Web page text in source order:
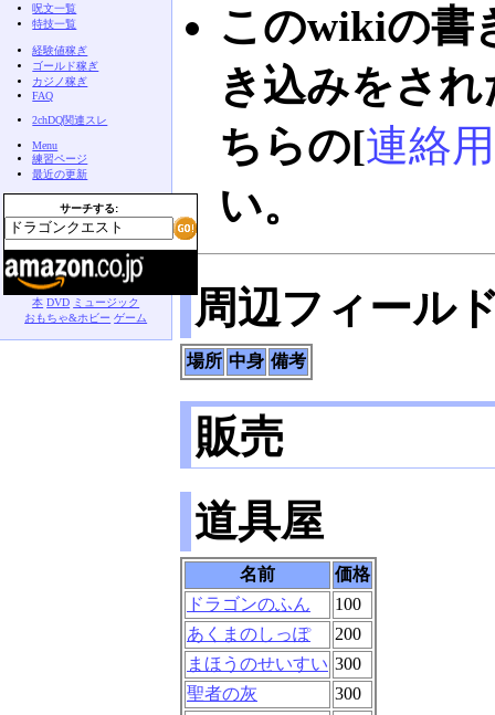
このwikiの書
き込みをさ
ちらの[連絡
い。
周辺フィール
場所 中身 備考
販売
道具屋
名前
価格
ドラゴンのふん
100
あくまのしっぽ
200
まほうのせいすい 300
聖者の灰
300
呪文一覧
特技一覧
経験値稼ぎ
ゴールド稼ぎ
カジノ稼ぎ
FAQ
2chDQ関連スレ
Menu
練習ページ
最近の更新
サーチする:
本 DVD ミュージック
おもちゃ&ホビー ゲーム